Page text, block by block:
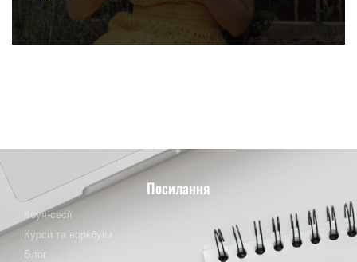
Посилання
Коуч-сесії
Курси та воркбуки
Блог